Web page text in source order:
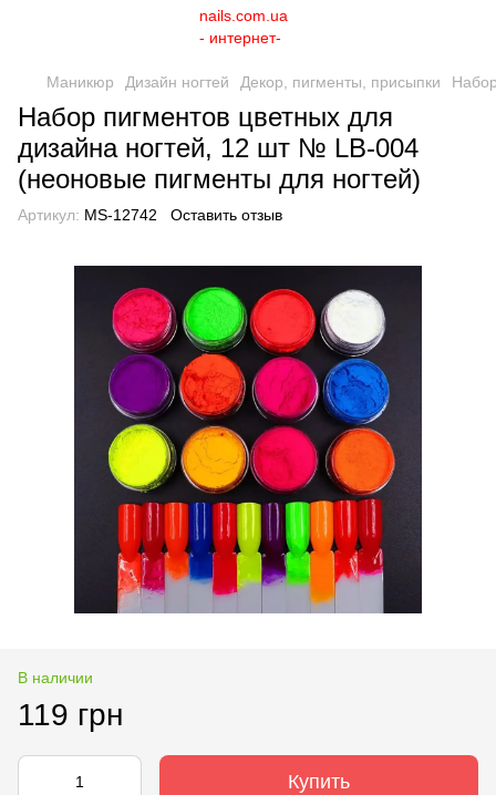
Маникюр Дизайн ногтей Декор, пигменты, присыпки
Набор пигментов цветных для
дизайна ногтей, 12 шт № LB-004
(неоновые пигменты для ногтей)
Артикул: MS-12742 Оставить отзыв
В наличии
119 грн
Купить